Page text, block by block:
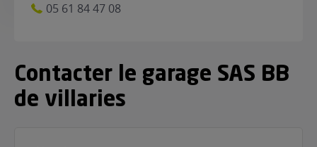
05 61 84 47 08
Contacter le garage SAS BB
de villaries